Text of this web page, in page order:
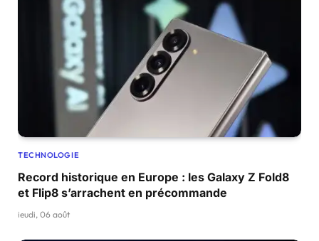
TECHNOLOGIE
Record historique en Europe : les Galaxy Z Fold8
et Flip8 s’arrachent en précommande
jeudi, 06 août